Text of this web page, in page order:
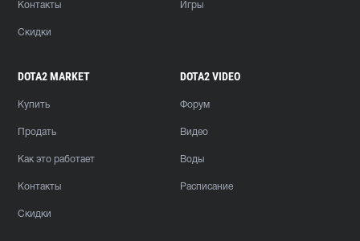
Контакты
Скидки
Игры
DOTA2 MARKET
Купить
Продать
Как это работает
Контакты
Скидки
DOTA2 VIDEO
Форум
Видео
Воды
Расписание